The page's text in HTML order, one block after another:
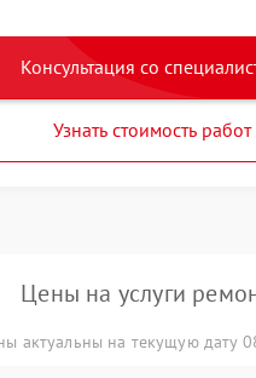
Консультация со
Узнать стоимость работ
Цены на услуги
актуальны на текущую дату